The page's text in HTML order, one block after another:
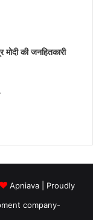
की जनहितकारी
Apniava| Proudly
company-